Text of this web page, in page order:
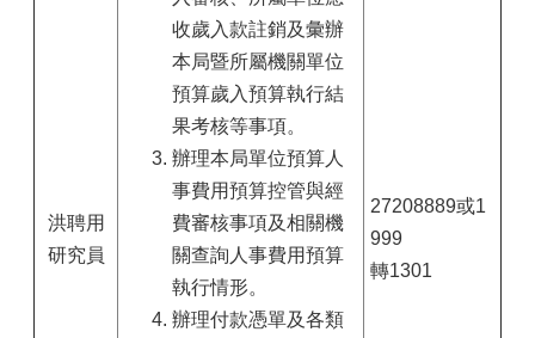
洪聘用
研究員
收歲入款註銷及彙辦
本局暨所屬機關單位
預算歲入預算執行結
果考核等事項。
辦理本局單位預算人
事費用預算控管與經
費審核事項及相關機
關查詢人事費用預算
執行情形。
辦理付款憑單及各類
27208889或1
999
轉1301